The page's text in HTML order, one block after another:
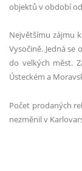
objektů v období
Největšímu zájmu
Vysočině. Jedná
do velkých měst.
Ústeckém a
Počet prodaných
nezměnil v